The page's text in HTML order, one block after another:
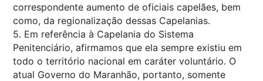
correspondente aumento de oficiais capelães, bem
como, da regionalização dessas Capelanias.
5. Em referência à Capelania do Sistema
Penitenciário, afirmamos que ela sempre existiu em
todo o território nacional em caráter voluntário. O
atual Governo do Maranhão, portanto, somente